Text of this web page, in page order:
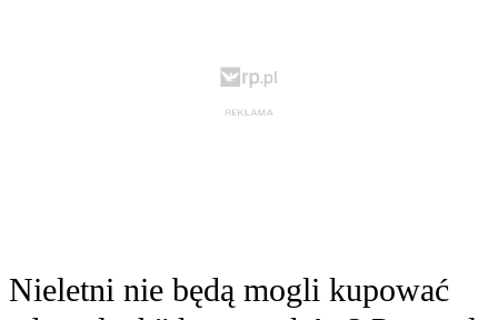
Nieletni nie będą mogli kupować